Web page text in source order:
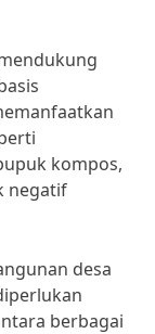
kompos,
negatif
desa
berbagai